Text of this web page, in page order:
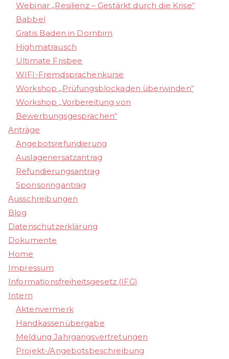
Webinar „Resilienz – Gestärkt durch die Krise“
Babbel
Gratis Baden in Dornbirn
Highmatrausch
Ultimate Frisbee
WIFI-Fremdsprachenkurse
Workshop „Prüfungsblockaden überwinden“
Workshop „Vorbereitung von
Bewerbungsgesprächen“
Anträge
Angebotsrefundierung
Auslagenersatzantrag
Refundierungsantrag
Sponsoringantrag
Ausschreibungen
Blog
Datenschutzerklärung
Dokumente
Home
Impressum
Informationsfreiheitsgesetz (IFG)
Intern
Aktenvermerk
Handkassenübergabe
Meldung Jahrgangsvertretungen
Projekt-/Angebotsbeschreibung